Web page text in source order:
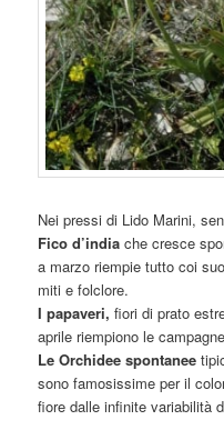
Nei pressi di Lido Marini,
Fico d’indiache cresce
a marzo riempie tutto coi
miti e folclore.
I papaveri, fiori di prato
aprile riempiono le
Le Orchidee spontanee
sono famosissime per il
fiore dalle infinite variabilità